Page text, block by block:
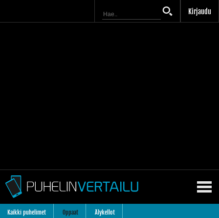
Kirjaudu
Kaikki puhelimet Oppaat Älykellot